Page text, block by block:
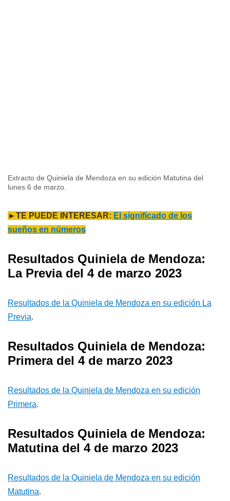
Extracto de Quiniela de Mendoza en su edición Matutina del
lunes 6 de marzo.
►TE PUEDE INTERESAR: El significado de los
sueños en números
Resultados Quiniela de Mendoza:
La Previa del 4 de marzo 2023
Resultados de la Quiniela de Mendoza en su edición La
Previa.
Resultados Quiniela de Mendoza:
Primera del 4 de marzo 2023
Resultados de la Quiniela de Mendoza en su edición
Primera.
Resultados Quiniela de Mendoza:
Matutina del 4 de marzo 2023
Resultados de la Quiniela de Mendoza en su edición
Matutina.